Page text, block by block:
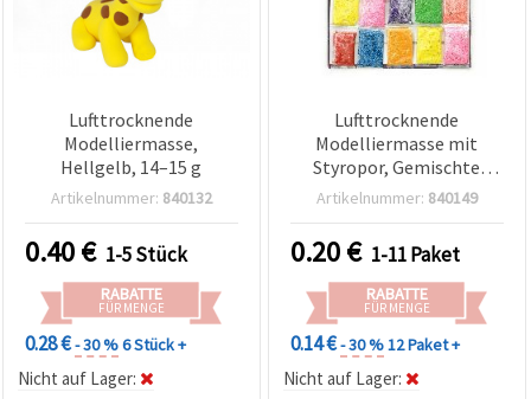
Lufttrocknende
Modelliermasse,
Hellgelb, 14–15 g
Artikelnummer: 840132
0.40€ 1-5 Stück
RABATTE
FÜR MENGE
0.28 €- 30 %6 Stück +
Nicht auf Lager:
Lufttrocknende
Modelliermasse mit
Styropor, Gemischte
Farben, 8–9 g
Artikelnummer: 840149
0.20€ 1-11 Paket
RABATTE
FÜR MENGE
0.14 €- 30 %12 Paket +
Nicht auf Lager: